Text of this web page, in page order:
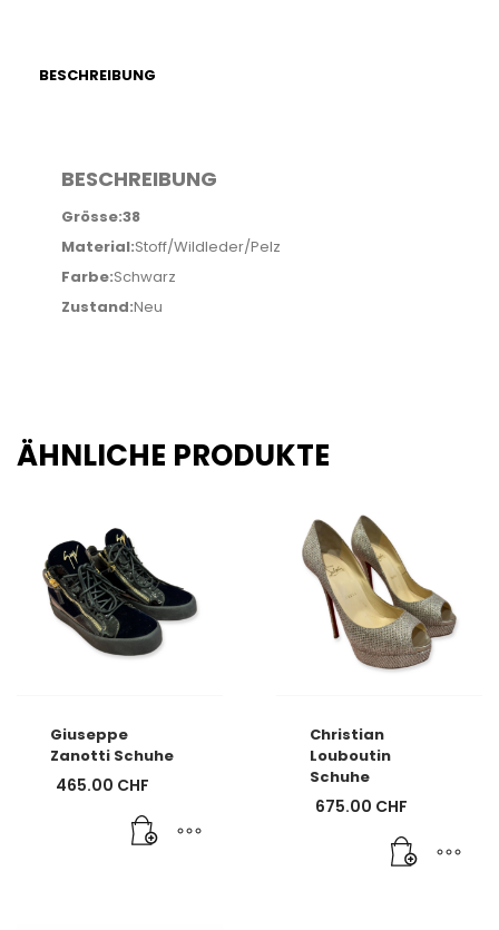
BESCHREIBUNG
BESCHREIBUNG
Grösse:38
Material:Stoff/Wildleder/Pelz
Farbe:Schwarz
Zustand:Neu
ÄHNLICHE PRODUKTE
Giuseppe
Zanotti Schuhe
465.00 CHF
Christian
Louboutin
Schuhe
675.00 CHF